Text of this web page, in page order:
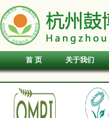
首 页 关于我们